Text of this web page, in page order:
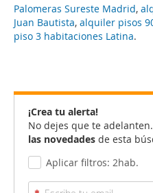
Palomeras Sureste Madrid,
Juan Bautista, alquiler pisos
piso 3 habitaciones Latina.
¡Crea tu alerta!
No dejes que te
las novedades de esta
Aplicar filtros: 2hab.